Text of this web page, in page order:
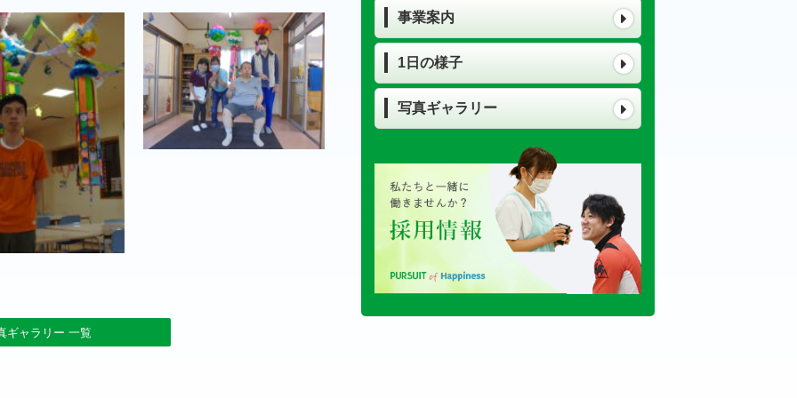
事業案内
1日の様子
写真ギャラリー
ギャラリー 一覧